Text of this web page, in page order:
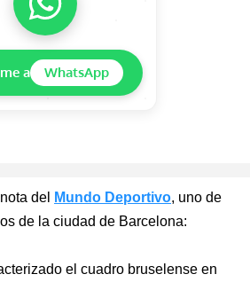
a WhatsApp
del Mundo Deportivo, uno de
de la ciudad de Barcelona:
el cuadro bruselense en